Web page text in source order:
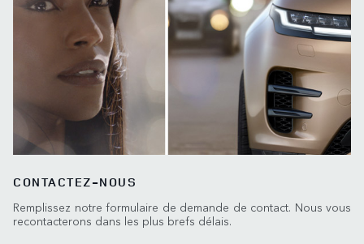
CONTACTEZ-NOUS
Remplissez notre formulaire de demande de contact. Nous vous
recontacterons dans les plus brefs délais.